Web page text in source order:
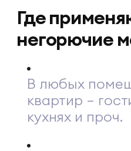
Где
негорючие
В любых
квартир –
кухнях и проч.